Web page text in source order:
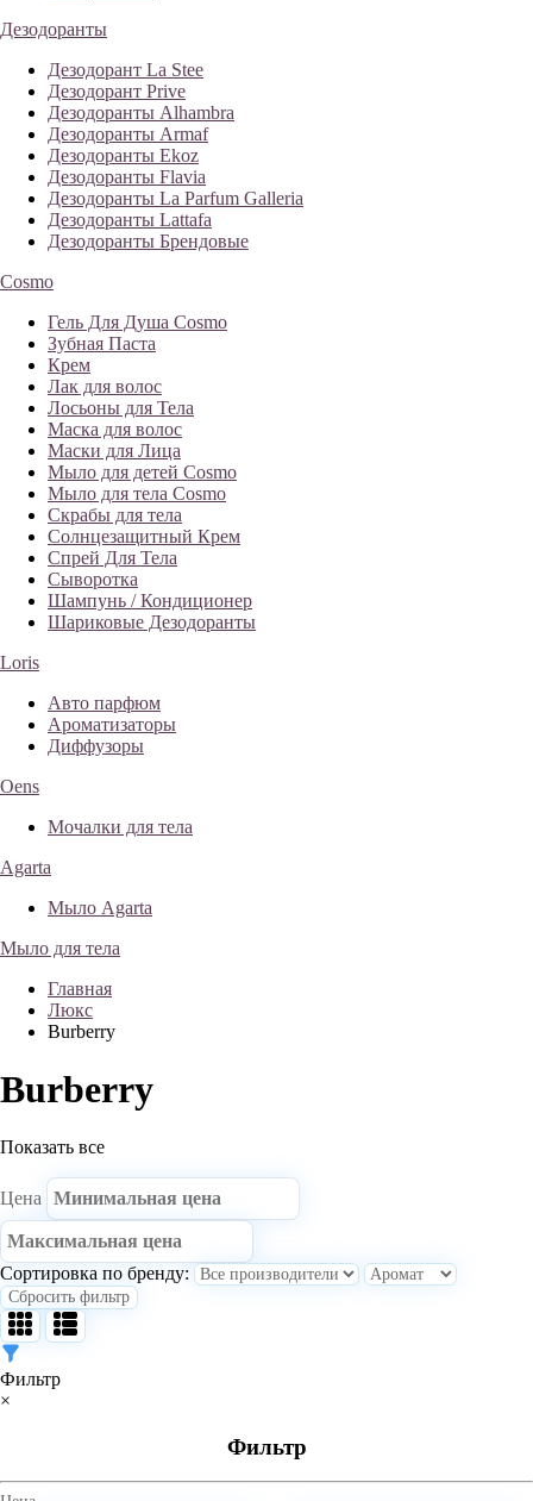
Дезодоранты
Дезодорант La Stee
Дезодорант Prive
Дезодоранты Alhambra
Дезодоранты Armaf
Дезодоранты Ekoz
Дезодоранты Flavia
Дезодоранты La Parfum Galleria
Дезодоранты Lattafa
Дезодоранты Брендовые
Cosmo
Гель Для Душа Cosmo
Зубная Паста
Крем
Лак для волос
Лосьоны для Тела
Маска для волос
Маски для Лица
Мыло для детей Cosmo
Мыло для тела Cosmo
Скрабы для тела
Солнцезащитный Крем
Спрей Для Тела
Сыворотка
Шампунь / Кондиционер
Шариковые Дезодоранты
Loris
Авто парфюм
Ароматизаторы
Диффузоры
Oens
Мочалки для тела
Agarta
Мыло Agarta
Мыло для тела
Главная
Люкс
Burberry
Burberry
Показать все
Цена
Сортировка по бренду:
Сбросить фильтр
Фильтр
×
Фильтр